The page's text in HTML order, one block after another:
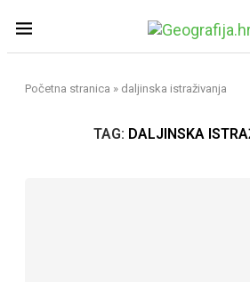
Početna stranica » daljinska istraživanja
TAG: DALJINSKA